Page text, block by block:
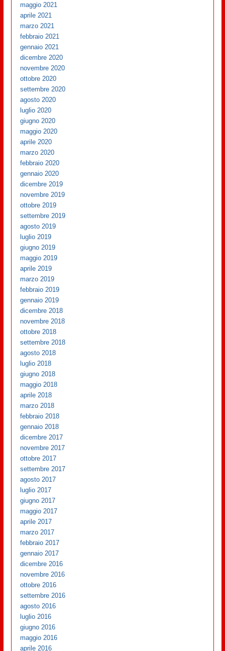
maggio 2021
aprile 2021
marzo 2021
febbraio 2021
gennaio 2021
dicembre 2020
novembre 2020
ottobre 2020
settembre 2020
agosto 2020
luglio 2020
giugno 2020
maggio 2020
aprile 2020
marzo 2020
febbraio 2020
gennaio 2020
dicembre 2019
novembre 2019
ottobre 2019
settembre 2019
agosto 2019
luglio 2019
giugno 2019
maggio 2019
aprile 2019
marzo 2019
febbraio 2019
gennaio 2019
dicembre 2018
novembre 2018
ottobre 2018
settembre 2018
agosto 2018
luglio 2018
giugno 2018
maggio 2018
aprile 2018
marzo 2018
febbraio 2018
gennaio 2018
dicembre 2017
novembre 2017
ottobre 2017
settembre 2017
agosto 2017
luglio 2017
giugno 2017
maggio 2017
aprile 2017
marzo 2017
febbraio 2017
gennaio 2017
dicembre 2016
novembre 2016
ottobre 2016
settembre 2016
agosto 2016
luglio 2016
giugno 2016
maggio 2016
aprile 2016